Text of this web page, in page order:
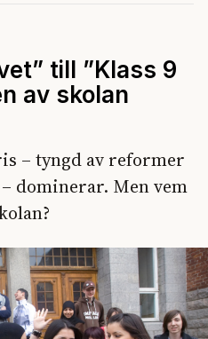
till ”Klass 9
av skolan
– tyngd av reformer
dominerar. Men vem